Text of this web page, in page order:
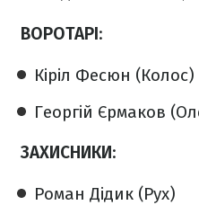
ВОРОТАРІ:
Кіріл Фесюн (Колос)
Георгій Єрмаков
ЗАХИСНИКИ:
Роман Дідик (Рух)